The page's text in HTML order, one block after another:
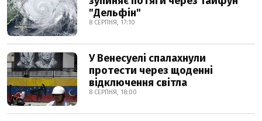
"Дельфін"
8 СЕРПНЯ, 17:10
У Венесуелі спалахнули
протести через щоденні
відключення світла
8 СЕРПНЯ, 18:00